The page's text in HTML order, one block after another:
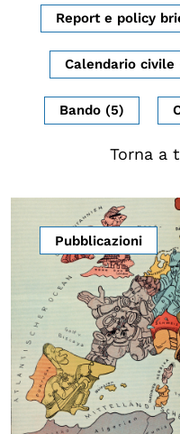
Pubblicazioni
Storie di
Calendario civile
Elezioni dal
OLTRE LA SCUOLA
Attività per
Programmi per
Under25
Classici del
Master e
Report e policy
Calendario civile
Bando (5)
Torna a
Pubblicazioni